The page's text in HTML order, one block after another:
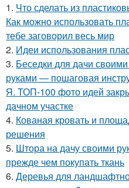
1. Что сделать из
Как можно использовать
тебе заговорил весь мир
2. Идеи использования
3. Беседки для дачи
руками — пошаговая
Я. ТОП-100 фото идей
дачном участке
4. Кованая кровать и
решения
5. Штора на дачу своими
прежде чем покупать ткань
6. Деревья для